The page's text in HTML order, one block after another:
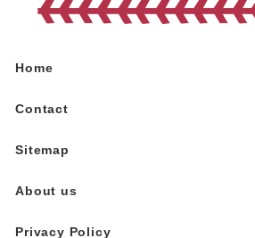
Home
Contact
Sitemap
About us
Privacy Policy